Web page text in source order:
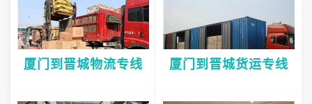
厦门到晋城物流专线 厦门到晋城货运专线